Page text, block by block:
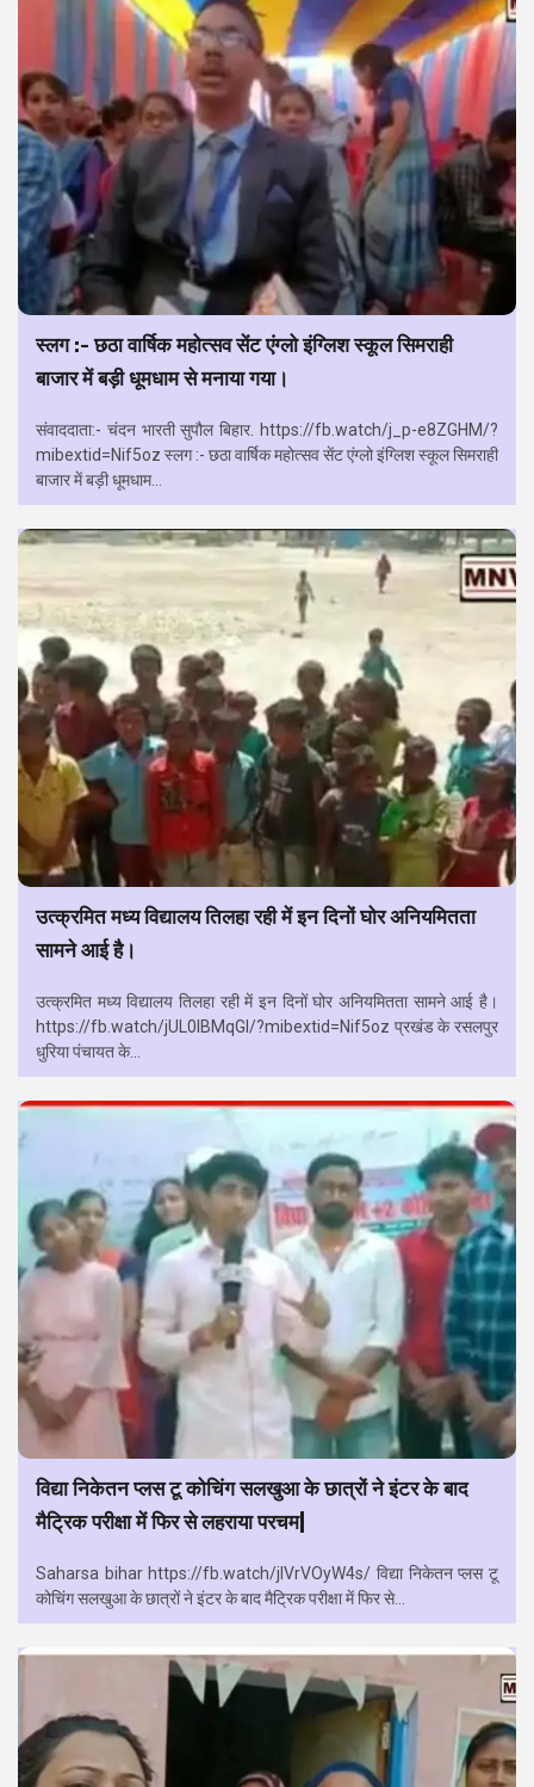
स्लग :- छठा वार्षिक महोत्सव सेंट एंग्लो इंग्लिश स्कूल सिमराही
बाजार में बड़ी धूमधाम से मनाया गया।
संवाददाता:- चंदन भारती सुपौल बिहार. https://fb.watch/j_p-e8ZGHM/?
mibextid=Nif5oz स्लग :- छठा वार्षिक महोत्सव सेंट एंग्लो इंग्लिश स्कूल सिमराही
बाजार में बड़ी धूमधाम...
उत्क्रमित मध्य विद्यालय तिलहा रही में इन दिनों घोर अनियमितता
सामने आई है।
उत्क्रमित मध्य विद्यालय तिलहा रही में इन दिनों घोर अनियमितता सामने आई है।
https://fb.watch/jUL0lBMqGI/?mibextid=Nif5oz प्रखंड के रसलपुर
धुरिया पंचायत के...
विद्या निकेतन प्लस टू कोचिंग सलखुआ के छात्रों ने इंटर के बाद
मैट्रिक परीक्षा में फिर से लहराया परचम|
Saharsa bihar https://fb.watch/jIVrVOyW4s/ विद्या निकेतन प्लस टू
कोचिंग सलखुआ के छात्रों ने इंटर के बाद मैट्रिक परीक्षा में फिर से...